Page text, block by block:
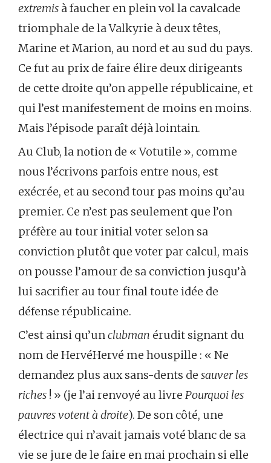
extremis à faucher en plein vol la cavalcade
triomphale de la Valkyrie à deux têtes,
Marine et Marion, au nord et au sud du pays.
Ce fut au prix de faire élire deux dirigeants
de cette droite qu’on appelle républicaine, et
qui l’est manifestement de moins en moins.
Mais l’épisode paraît déjà lointain.
Au Club, la notion de « Votutile », comme
nous l’écrivons parfois entre nous, est
exécrée, et au second tour pas moins qu’au
premier. Ce n’est pas seulement que l’on
préfère au tour initial voter selon sa
conviction plutôt que voter par calcul, mais
on pousse l’amour de sa conviction jusqu’à
lui sacrifier au tour final toute idée de
défense républicaine.
C’est ainsi qu’unclubman érudit signant du
nom de HervéHervé me houspille : « Ne
demandez plus aux sans-dents de sauver les
riches ! » (je l’ai renvoyé au livre Pourquoi les
pauvres votent à droite). De son côté, une
électrice qui n’avait jamais voté blanc de sa
vie se jure de le faire en mai prochain si elle